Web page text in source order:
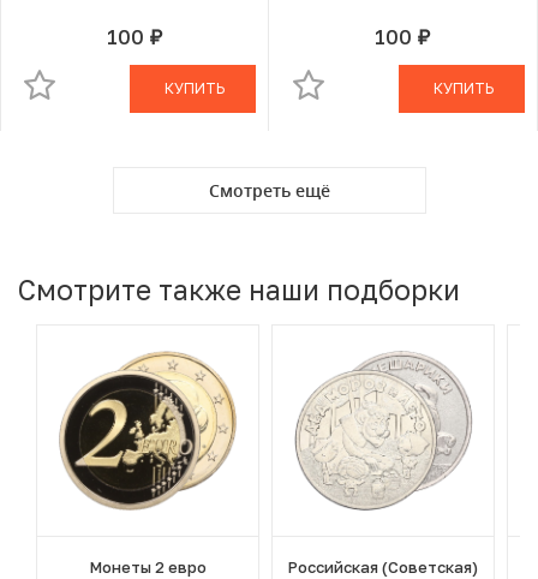
100 руб.В КОРЗИНЕ
КУПИТЬ
100 руб.В КОРЗИНЕ
КУПИТЬ
Смотреть ещё
Смотрите также наши подборки
Монеты 2 евро
Российская (Советская)